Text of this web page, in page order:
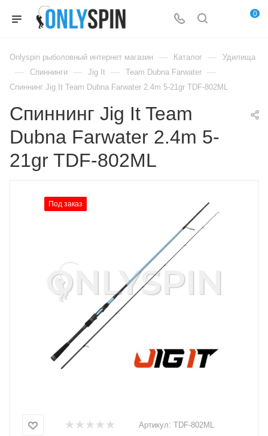
0
Onlyspin рыболовный интернет магазин — Каталог — Удилища
— Спиннинги — Jig It — Team Dubna Farwater —
Спиннинг Jig It Team Dubna Farwater 2.4m 5-21gr TDF-802ML
Спиннинг Jig It Team
Dubna Farwater 2.4m 5-
21gr TDF-802ML
Под заказ
Артикул: TDF-802ML